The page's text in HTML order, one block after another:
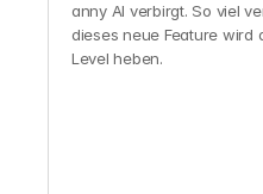
anny AI verbirgt. So viel
dieses neue Feature wird
Level heben.